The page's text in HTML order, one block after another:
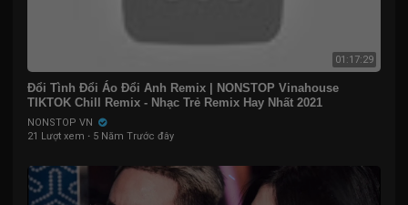
01:17:29
Đổi Tình Đổi Áo Đổi Anh Remix | NONSTOP Vinahouse
TIKTOK Chill Remix - Nhạc Trẻ Remix Hay Nhất 2021
NONSTOP VN
21 Lượt xem · 5 Năm Trước đây